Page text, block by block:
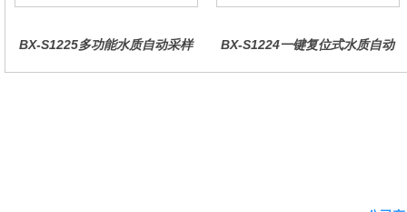
BX-S1225多功能水质自动采样
BX-S1224一键复位式水质自动